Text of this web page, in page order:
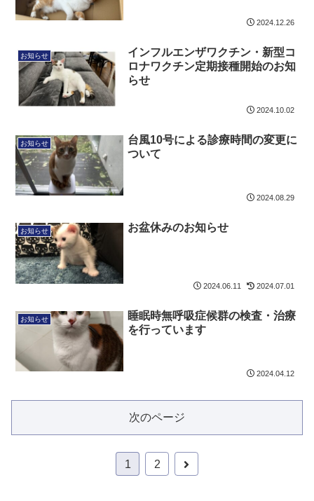
2024.12.26
お知らせ
インフルエンザワクチン・新型コ
ロナワクチン定期接種開始のお知
らせ
2024.10.02
お知らせ
台風10号による診療時間の変更に
ついて
2024.08.29
お知らせ お盆休みのお知らせ
2024.06.11 2024.07.01
お知らせ
睡眠時無呼吸症候群の検査・治療
を行っています
2024.04.12
次のページ
1 2
次